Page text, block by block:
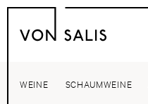
WEINE SCHAUMWEINE